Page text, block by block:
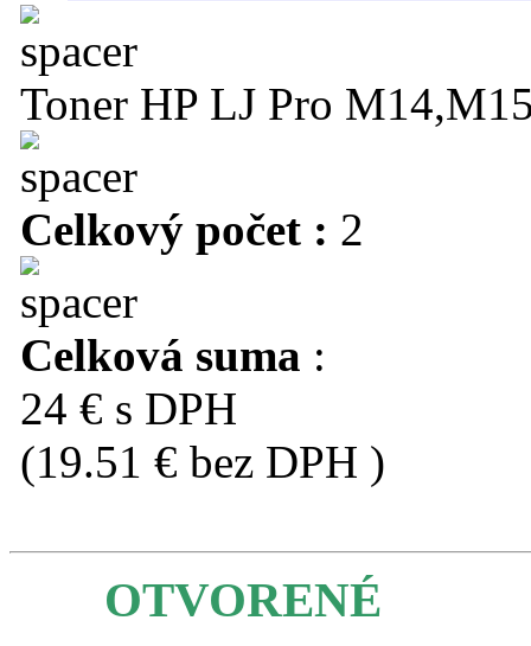
Toner HP LJ Pro
Celkový počet : 2
Celková suma :
24 € s DPH
(19.51 € bez DPH )
OTVORENÉ